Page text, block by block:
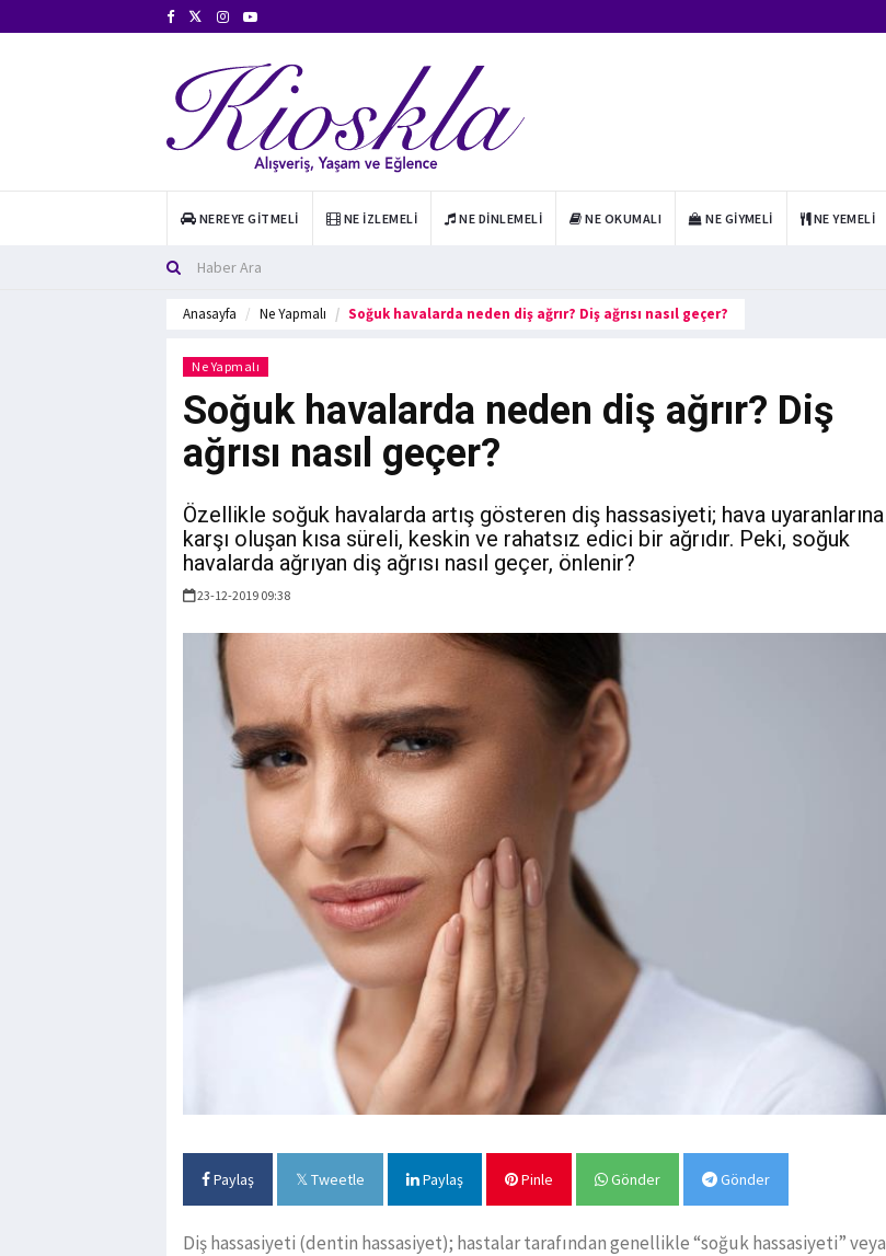
NEREYE GITMELI NE İZLEMELI NE DINLEMELI NE OKUMALI NE GIYMELI NE YEMELI
Anasayfa Ne Yapmalı Soğuk havalarda neden diş ağrır? Diş ağrısı nasıl geçer?
Ne Yapmalı
Soğuk havalarda neden diş ağrır? Diş
ağrısı nasıl geçer?
Özellikle soğuk havalarda artış gösteren diş hassasiyeti; hava uyaranlarına
karşı oluşan kısa süreli, keskin ve rahatsız edici bir ağrıdır. Peki, soğuk
havalarda ağrıyan diş ağrısı nasıl geçer, önlenir?
23-12-2019 09:38
Paylaş Tweetle Paylaş Pinle Gönder Gönder
Diş hassasiyeti (dentin hassasiyet); hastalar tarafından genellikle “soğuk hassasiyeti” veya